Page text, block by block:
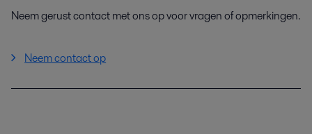
Neem gerust contact met ons op voor vragen of opmerkingen.
Neem contact op